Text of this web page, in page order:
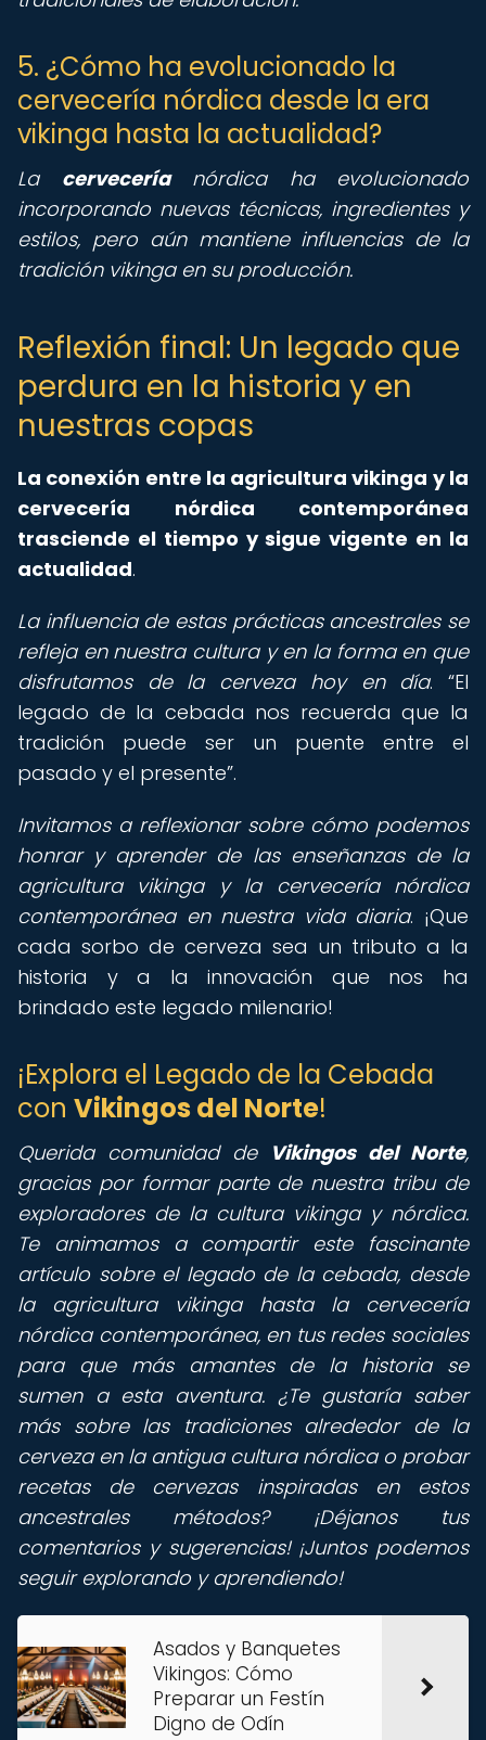
5. ¿Cómo ha evolucionado la
cervecería nórdica desde la era
vikinga hasta la actualidad?
La cerveceríanórdica ha evolucionado
incorporando nuevas técnicas, ingredientes y
estilos, pero aún mantiene influencias de la
tradición vikinga en su producción.
Reflexión final: Un legado que
perdura en la historia y en
nuestras copas
La conexión entre la agricultura vikinga y la
cervecería nórdica contemporánea
trasciende el tiempo y sigue vigente en la
actualidad.
La influencia de estas prácticas ancestrales se
refleja en nuestra cultura y en la forma en que
disfrutamos de la cerveza hoy en día. El
legado de la cebada nos recuerda que la
tradición puede ser un puente entre el
pasado y el presente .
Invitamos a reflexionar sobre cómo podemos
honrar y aprender de las enseñanzas de la
agricultura vikinga y la cervecería nórdica
contemporánea en nuestra vida diaria. ¡Que
cada sorbo de cerveza sea un tributo a la
historia y a la innovación que nos ha
brindado este legado milenario!
¡Explora el Legado de la Cebada
con Vikingos del Norte!
Querida comunidad de Vikingos del Norte,
gracias por formar parte de nuestra tribu de
exploradores de la cultura vikinga y nórdica.
Te animamos a compartir este fascinante
artículo sobre el legado de la cebada, desde
la agricultura vikinga hasta la cervecería
nórdica contemporánea, en tus redes sociales
para que más amantes de la historia se
sumen a esta aventura. ¿Te gustaría saber
más sobre las tradiciones alrededor de la
cerveza en la antigua cultura nórdica o probar
recetas de cervezas inspiradas en estos
ancestrales métodos? ¡Déjanos tus
comentarios y sugerencias! ¡Juntos podemos
seguir explorando y aprendiendo!
Asados y Banquetes
Vikingos: Cómo
Preparar un Festín
Digno de Odín